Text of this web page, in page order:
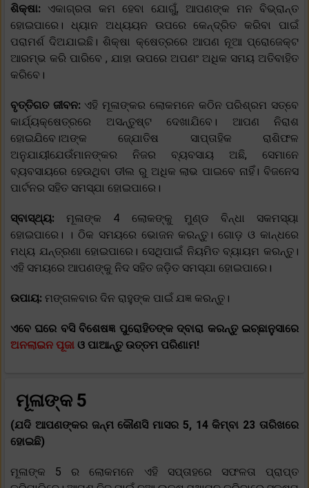
ଶିକ୍ଷା: ଏକାଗ୍ରତା କମ ହେବା ଯୋଗୁଁ, ଆପଣଙ୍କ ମନ ବିଭ୍ରାନ୍ତ
ହୋଇପାରେ। ଧ୍ୟାନ ଅଧ୍ୟୟନ ଉପରେ କେନ୍ଦ୍ରିତ କରିବା ପାଇଁ
ପରାମର୍ଶ ଦିଅଯାଇଛି। ଶିକ୍ଷା କ୍ଷେତ୍ରରେ ଆପଣ ନୂଆ ପ୍ରୋଜେକ୍ଟ
ଆରମ୍ଭ କରି ପାରିବେ , ଯାହା ଉପରେ ଅପଣଂ ଅଧିକ ସମୟ ଅତିବାହିତ
କରିବେ।
ବୃତ୍ତିଗତ ଜୀବନ: ଏହି ମୂଳାଙ୍କର ଲୋକମନେ କଠିନ ପରିଶ୍ରମ ସତ୍ବେ
କାର୍ଯ୍ୟକ୍ଷେତ୍ରରେ ଅସନ୍ତୁଷ୍ଟ ଦେଖାଯିବେ। ଆପଣ ନିରାଶ
ହୋଇଯିବେ।ଅଙ୍କ ଜ୍ଯୋତିଷ ସାପ୍ତାହିକ ରାଶିଫଳ
ଅନୁଯାୟୀଯେଉଁମାନଙ୍କର ନିଜର ବ୍ୟବସାୟ ଅଛି, ସେମାନେ
ବ୍ୟବସାୟରେ ହେଉଥିବା ଡୀଲ ରୁ ଅଧିକ ଲାଭ ପାଇବେ ନାହିଁ। ବିଜନେସ
ପାର୍ଟନର ସହିତ ସମସ୍ଯା ହୋଇପାରେ।
ସ୍ବାସ୍ଥ୍ୟ:ମୂଳାଙ୍କ 4 ଲୋକଙ୍କୁ ମୁଣ୍ଡ ବିନ୍ଧା ସକମସ୍ୟା
ହୋଇପାରେ। । ଠିକ ସମୟରେ ଭୋଜନ କରନ୍ତୁ। ଗୋଡ଼ ଓ କାନ୍ଧରେ
ମଧ୍ୟ ଯନ୍ତ୍ରଣା ହୋଇପାରେ। ସେଥିପାଇଁ ନିୟମିତ ବ୍ୟାୟମ କରନ୍ତୁ।
ଏହି ସମୟରେ ଆପଣଙ୍କୁ ନିଦ ସହିତ ଜଡ଼ିତ ସମସ୍ଯା ହୋଇପାରେ।
ଉପାୟ: ମଙ୍ଗଳବାର ଦିନ ରାହୁଙ୍କ ପାଇଁ ଯଜ୍ଞ କରନ୍ତୁ।
ଏବେ ଘରେ ବସି ବିଶେଷଜ୍ଞ ପୁରୋହିତଙ୍କ ଦ୍ବାରା କରନ୍ତୁ ଇଚ୍ଛାନୁସାରେ
ଅନଲାଇନ ପୂଜା ଓ ପାଆନ୍ତୁ ଉତ୍ତମ ପରିଣାମ!
ମୂଳାଙ୍କ 5
(ଯଦି ଆପଣଙ୍କର ଜନ୍ମ କୌଣସି ମାସର 5, 14 କିମ୍ବା 23 ତାରିଖରେ
ହୋଇଛି)
ମୂଳାଙ୍କ 5 ର ଲୋକମନେ ଏହି ସପ୍ତାହରେ ସଫଳତା ପ୍ରାପ୍ତ